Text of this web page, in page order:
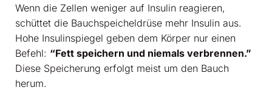
Wenn die Zellen weniger auf Insulin reagieren,
schüttet die Bauchspeicheldrüse mehr Insulin aus.
Hohe Insulinspiegel geben dem Körper nur einen
Befehl: “Fett speichern und niemals verbrennen.”
Diese Speicherung erfolgt meist um den Bauch
herum.